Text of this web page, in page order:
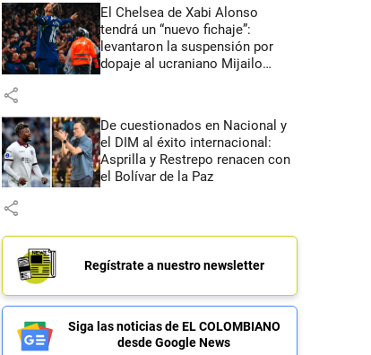
El Chelsea de Xabi Alonso
tendrá un “nuevo fichaje”:
levantaron la suspensión por
dopaje al ucraniano Mijailo
share
De cuestionados en Nacional y
el DIM al éxito internacional:
Asprilla y Restrepo renacen con
el Bolívar de la Paz
share
Regístrate a nuestro newsletter
Siga las noticias de EL COLOMBIANO
desde Google News